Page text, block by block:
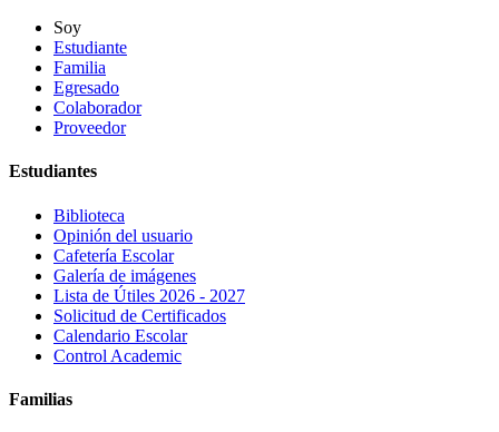
Soy
Estudiante
Familia
Egresado
Colaborador
Proveedor
Estudiantes
Biblioteca
Opinión del usuario
Cafetería Escolar
Galería de imágenes
Lista de Útiles 2026 - 2027
Solicitud de Certificados
Calendario Escolar
Control Academic
Familias